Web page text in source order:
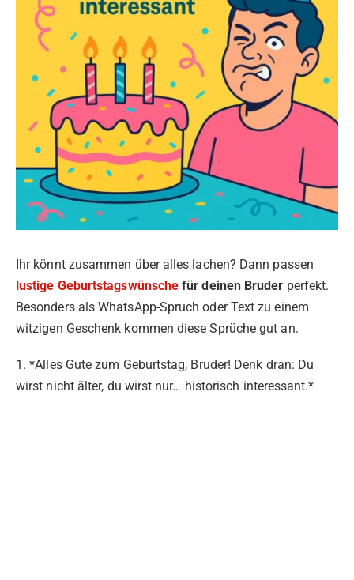
Ihr könnt zusammen über alles lachen? Dann passen
lustige Geburtstagswünsche für deinen Bruder perfekt.
Besonders als WhatsApp-Spruch oder Text zu einem
witzigen Geschenk kommen diese Sprüche gut an.
1. *Alles Gute zum Geburtstag, Bruder! Denk dran: Du
wirst nicht älter, du wirst nur… historisch interessant.*